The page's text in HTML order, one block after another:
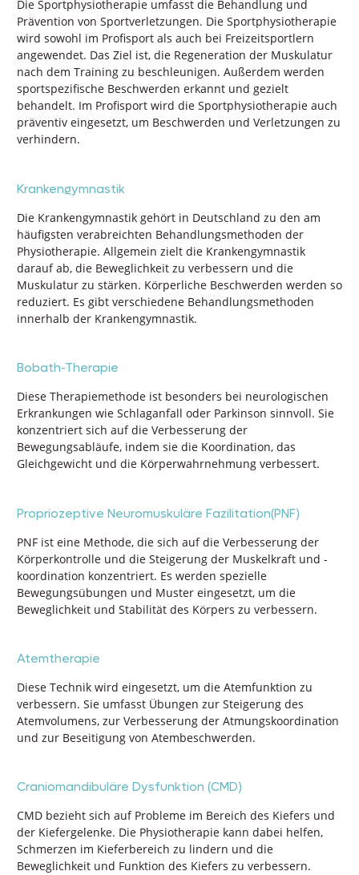
Die Sportphysiotherapie umfasst die Behandlung und
Prävention von Sportverletzungen. Die Sportphysiotherapie
wird sowohl im Profisport als auch bei Freizeitsportlern
angewendet. Das Ziel ist, die Regeneration der Muskulatur
nach dem Training zu beschleunigen. Außerdem werden
sportspezifische Beschwerden erkannt und gezielt
behandelt. Im Profisport wird die Sportphysiotherapie auch
präventiv eingesetzt, um Beschwerden und Verletzungen zu
verhindern.
Krankengymnastik
Die Krankengymnastik gehört in Deutschland zu den am
häufigsten verabreichten Behandlungsmethoden der
Physiotherapie. Allgemein zielt die Krankengymnastik
darauf ab, die Beweglichkeit zu verbessern und die
Muskulatur zu stärken. Körperliche Beschwerden werden so
reduziert. Es gibt verschiedene Behandlungsmethoden
innerhalb der Krankengymnastik.
Bobath-Therapie
Diese Therapiemethode ist besonders bei neurologischen
Erkrankungen wie Schlaganfall oder Parkinson sinnvoll. Sie
konzentriert sich auf die Verbesserung der
Bewegungsabläufe, indem sie die Koordination, das
Gleichgewicht und die Körperwahrnehmung verbessert.
Propriozeptive Neuromuskuläre Fazilitation(PNF)
PNF ist eine Methode, die sich auf die Verbesserung der
Körperkontrolle und die Steigerung der Muskelkraft und -
koordination konzentriert. Es werden spezielle
Bewegungsübungen und Muster eingesetzt, um die
Beweglichkeit und Stabilität des Körpers zu verbessern.
Atemtherapie
Diese Technik wird eingesetzt, um die Atemfunktion zu
verbessern. Sie umfasst Übungen zur Steigerung des
Atemvolumens, zur Verbesserung der Atmungskoordination
und zur Beseitigung von Atembeschwerden.
Craniomandibuläre Dysfunktion (CMD)
CMD bezieht sich auf Probleme im Bereich des Kiefers und
der Kiefergelenke. Die Physiotherapie kann dabei helfen,
Schmerzen im Kieferbereich zu lindern und die
Beweglichkeit und Funktion des Kiefers zu verbessern.